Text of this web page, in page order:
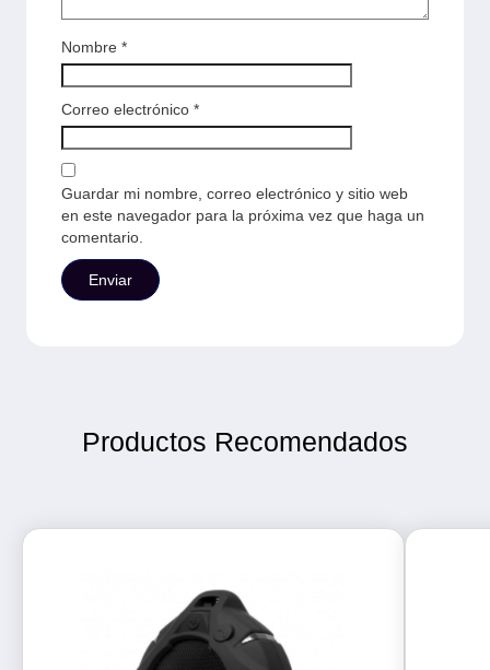
Nombre *
Correo electrónico *
Guardar mi nombre, correo electrónico y sitio web
en este navegador para la próxima vez que haga un
comentario.
Productos Recomendados